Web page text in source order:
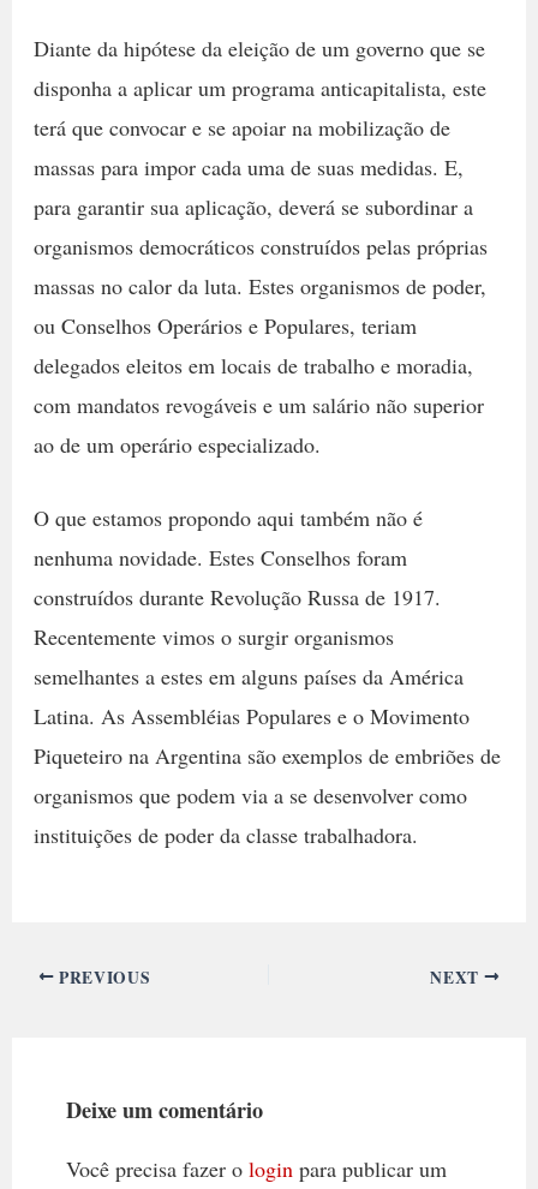
Diante da hipótese da eleição de um governo que se
disponha a aplicar um programa anticapitalista, este
terá que convocar e se apoiar na mobilização de
massas para impor cada uma de suas medidas. E,
para garantir sua aplicação, deverá se subordinar a
organismos democráticos construídos pelas próprias
massas no calor da luta. Estes organismos de poder,
ou Conselhos Operários e Populares, teriam
delegados eleitos em locais de trabalho e moradia,
com mandatos revogáveis e um salário não superior
ao de um operário especializado.
O que estamos propondo aqui também não é
nenhuma novidade. Estes Conselhos foram
construídos durante Revolução Russa de 1917.
Recentemente vimos o surgir organismos
semelhantes a estes em alguns países da América
Latina. As Assembléias Populares e o Movimento
Piqueteiro na Argentina são exemplos de embriões de
organismos que podem via a se desenvolver como
instituições de poder da classe trabalhadora.
PREVIOUS NEXT
Deixe um comentário
Você precisa fazer o loginpara publicar um